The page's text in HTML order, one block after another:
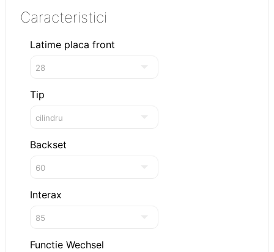
Caracteristici
Latime placa front
Tip
Backset
Interax
Functie Wechsel